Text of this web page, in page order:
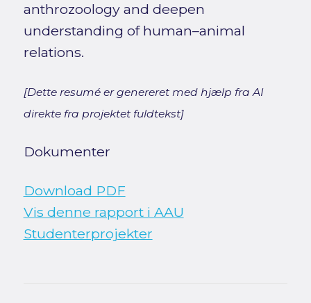
anthrozoology and deepen
understanding of human–animal
relations.
[Dette resumé er genereret med hjælp fra AI
direkte fra projektet fuldtekst]
Dokumenter
Download PDF
Vis denne rapport i AAU
Studenterprojekter